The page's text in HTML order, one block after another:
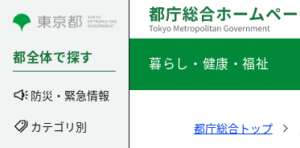
コンテンツにスキップ
都全体で探す
防災・緊急情報
カテゴリ別
暮らし・健康・福祉
都庁総合トップ